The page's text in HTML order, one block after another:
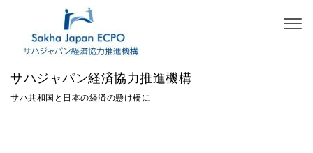
Skip to content
サハジャパン経済協力推進機構
サハ共和国と日本の経済の懸け橋に